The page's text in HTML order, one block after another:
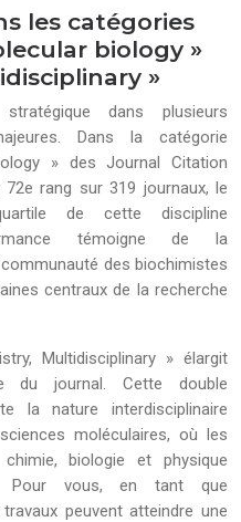
les catégories
biology »
»
dans plusieurs
Dans la catégorie
» des Journal Citation
rang sur 319 journaux, le
de cette discipline
témoigne de la
des biochimistes
centraux de la recherche
Multidisciplinary » élargit
du journal. Cette double
la nature interdisciplinaire
moléculaires, où les
biologie et physique
Pour vous, en tant que
peuvent atteindre une